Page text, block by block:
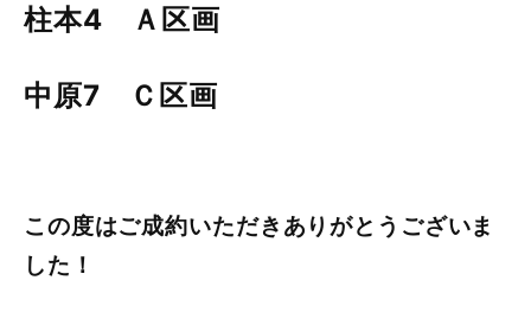
柱本4 Ａ区画
中原7 Ｃ区画
この度はご成約いただきありがとうございま
した！